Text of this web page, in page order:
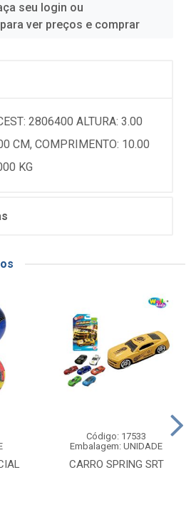
seu login ou
ver preços e comprar
2806400 ALTURA: 3.00
CM, COMPRIMENTO: 10.00
KG
CARRO SPRING SRT
Código: 17533
Embalagem: UNIDADE